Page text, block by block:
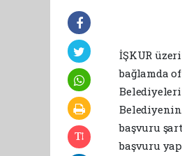
İŞKUR
bağlamda
başvuru
başvuru